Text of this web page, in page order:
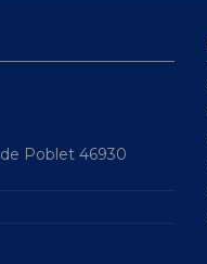
Poblet 46930